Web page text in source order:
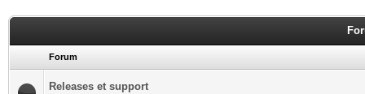
Forum
Releases et support